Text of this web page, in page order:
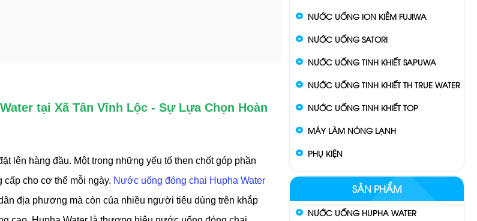
tại Xã Tân Vĩnh Lộc - Sự Lựa Chọn Hoàn
lên hàng đầu. Một trong những yếu tố then chốt góp phần
cho cơ thể mỗi ngày. Nước uống đóng chai Hupha Water
địa phương mà còn của nhiều người tiêu dùng trên khắp
NƯỚC UỐNG ION KIỀM FUJIWA
NƯỚC UỐNG SATORI
NƯỚC UỐNG TINH KHIẾT SAPUWA
NƯỚC UỐNG TINH KHIẾT TH TRUE WATER
NƯỚC UỐNG TINH KHIẾT TOP
MÁY LÀM NÓNG LẠNH
PHỤ KIỆN
SẢN PHẨM
NƯỚC UỐNG HUPHA WATER